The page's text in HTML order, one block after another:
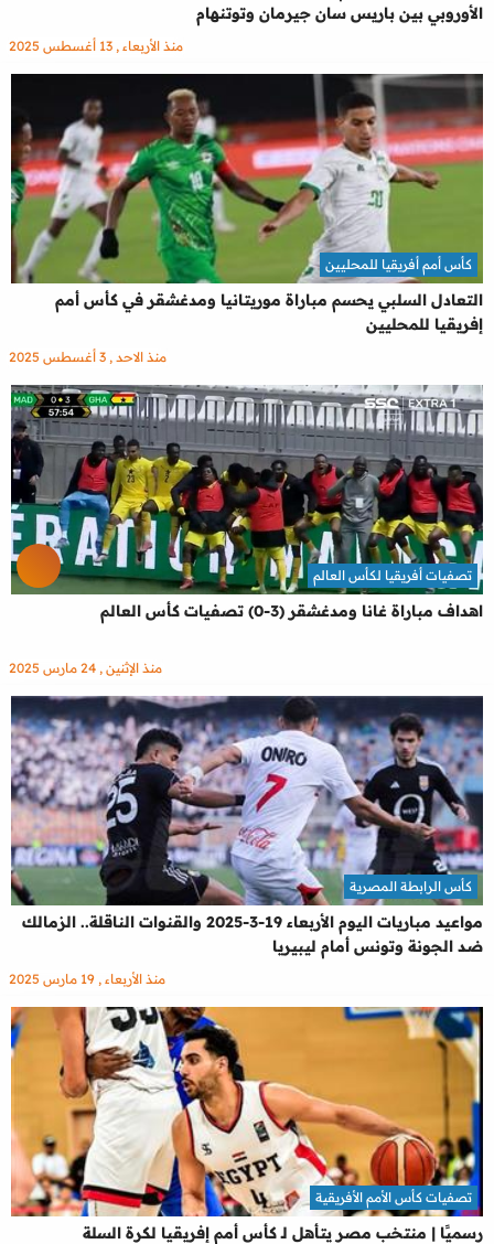
الأوروبي بين باريس سان جيرمان وتوتنهام
منذ الأربعاء , 13 أغسطس 2025
التعادل السلبي يحسم مباراة موريتانيا ومدغشقر في كأس أمم
إفريقيا للمحليين
كأس أمم أفريقيا للمحليين
منذ الاحد , 3 أغسطس 2025
اهداف مباراة غانا ومدغشقر (3-0) تصفيات كأس العالم
تصفيات أفريقيا لكأس العالم
منذ الإثنين , 24 مارس 2025
مواعيد مباريات اليوم الأربعاء 19-3-2025 والقنوات الناقلة.. الزمالك
ضد الجونة وتونس أمام ليبيريا
كأس الرابطة المصرية
منذ الأربعاء , 19 مارس 2025
رسميًا | منتخب مصر يتأهل لـ كأس أمم إفريقيا لكرة السلة
تصفيات كأس الأمم الأفريقية